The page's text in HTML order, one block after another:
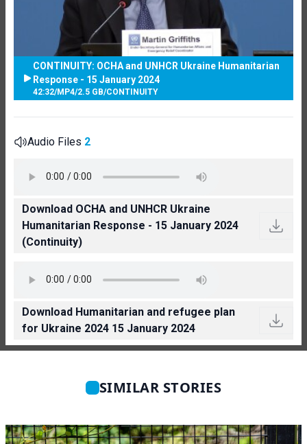
CONTINUITY: OCHA and UNHCR Ukraine Humanitarian
Response - 15 January 2024
42:32/MP4/2.5 GB/CONTINUITY
Audio Files 2
Download OCHA and UNHCR Ukraine
Humanitarian Response - 15 January 2024
(Continuity)
Download Humanitarian and refugee plan
for Ukraine 2024 15 January 2024
SIMILAR STORIES